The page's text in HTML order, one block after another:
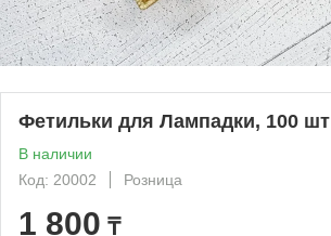
Фетильки для Лампадки, 100 шт
В наличии
Код: 20002
Розница
1 800 ₸